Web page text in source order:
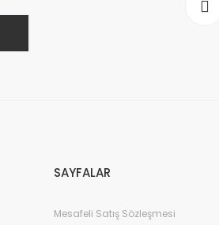
SAYFALAR
Mesafeli Satış Sözleşmesi